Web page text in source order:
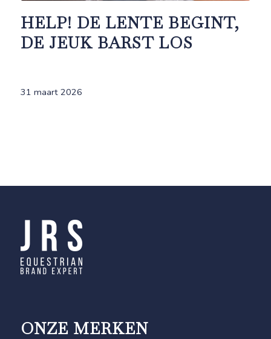
HELP! DE LENTE BEGINT,
DE JEUK BARST LOS
31 maart 2026
ONZE MERKEN